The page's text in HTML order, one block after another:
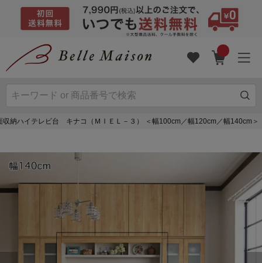
収納ハイテレビ台 キナコ（ＭＩＥＬ－３） ＜幅100cm／幅120cm／幅140cm＞